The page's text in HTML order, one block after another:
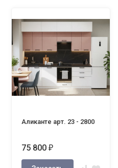
Аликанте арт. 23 - 2800
75 800 ₽